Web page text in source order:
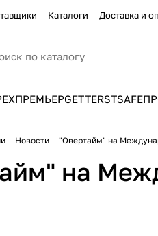
Каталоги Доставка и
ПРЕМЬЕРGETTERSTSAFE
Новости "Овертайм" на
на